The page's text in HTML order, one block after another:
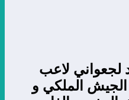
لجعواني لاعب
الملكي و